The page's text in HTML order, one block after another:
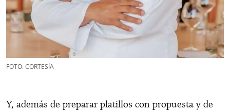
FOTO: CORTESÍA
Y, además de preparar platillos con propuesta y de